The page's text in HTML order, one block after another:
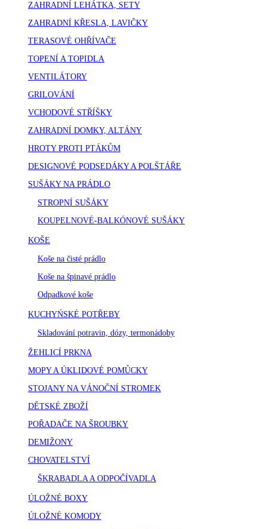
ZAHRADNÍ LEHÁTKA, SETY
ZAHRADNÍ KŘESLA, LAVIČKY
TERASOVÉ OHŘÍVAČE
TOPENÍ A TOPIDLA
VENTILÁTORY
GRILOVÁNÍ
VCHODOVÉ STŘÍŠKY
ZAHRADNÍ DOMKY, ALTÁNY
HROTY PROTI PTÁKŮM
DESIGNOVÉ PODSEDÁKY A POLŠTÁŘE
SUŠÁKY NA PRÁDLO
STROPNÍ SUŠÁKY
KOUPELNOVÉ-BALKÓNOVÉ SUŠÁKY
KOŠE
Koše na čisté prádlo
Koše na špinavé prádlo
Odpadkové koše
KUCHYŃSKÉ POTŘEBY
Skladování potravin, dózy, termonádoby
ŽEHLICÍ PRKNA
MOPY A ÚKLIDOVÉ POMŮCKY
STOJANY NA VÁNOČNÍ STROMEK
DĚTSKÉ ZBOŽÍ
POŘADAČE NA ŠROUBKY
DEMIŽONY
CHOVATELSTVÍ
ŠKRABADLA A ODPOČÍVADLA
ÚLOŽNÉ BOXY
ÚLOŽNÉ KOMODY